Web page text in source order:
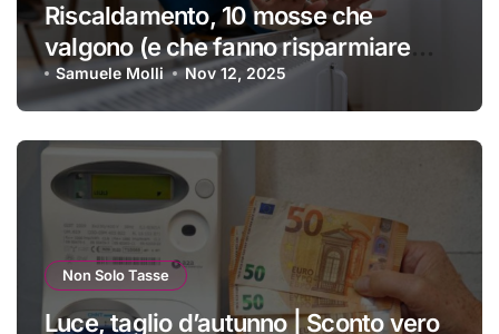
Riscaldamento, 10 mosse che
valgono (e che fanno risparmiare
tanti soldini) | I trucchi migliori per
passare un inverno spettacolare
Samuele Molli Nov 12, 2025
Non Solo Tasse
Luce, taglio d’autunno | Sconto vero